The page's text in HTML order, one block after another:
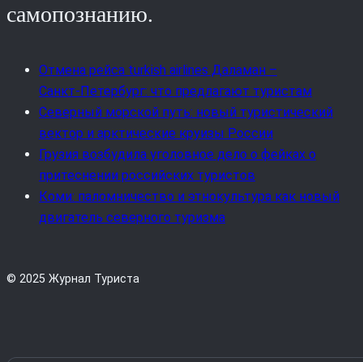
самопознанию.
Отмена рейса turkish airlines Даламан –
Санкт‑Петербург: что предлагают туристам
Северный морской путь: новый туристический
вектор и арктические круизы России
Грузия возбудила уголовное дело о фейках о
притеснении российских туристов
Коми: паломничество и этнокультура как новый
двигатель северного туризма
© 2025 Журнал Туриста